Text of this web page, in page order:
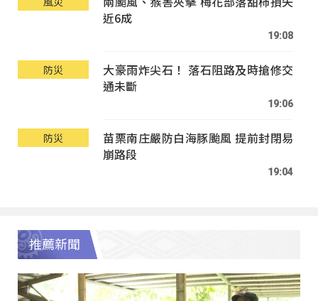
近6成
19:08
防災
大豪雨炸尖石！ 落石阻路及時搶修交
通未斷
19:06
防災
苗栗南庄嚴防白海豚颱風 提前封閉易
崩路段
19:04
推薦新聞